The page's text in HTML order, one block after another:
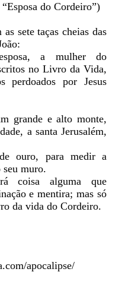
do Cordeiro”)
sete taças cheias das
a mulher do
no Livro da Vida,
perdoados por Jesus
grande e alto monte,
a santa Jerusalém,
ouro, para medir a
seu muro.
coisa alguma que
e mentira; mas só
da vida do Cordeiro.
apocalipse/